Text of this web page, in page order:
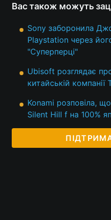
Вас також можуть
Sony заборонила
Playstation через
"Суперперці"
Ubisoft розглядає
китайській компанії
Konami розповіла,
Silent Hill f на 100%